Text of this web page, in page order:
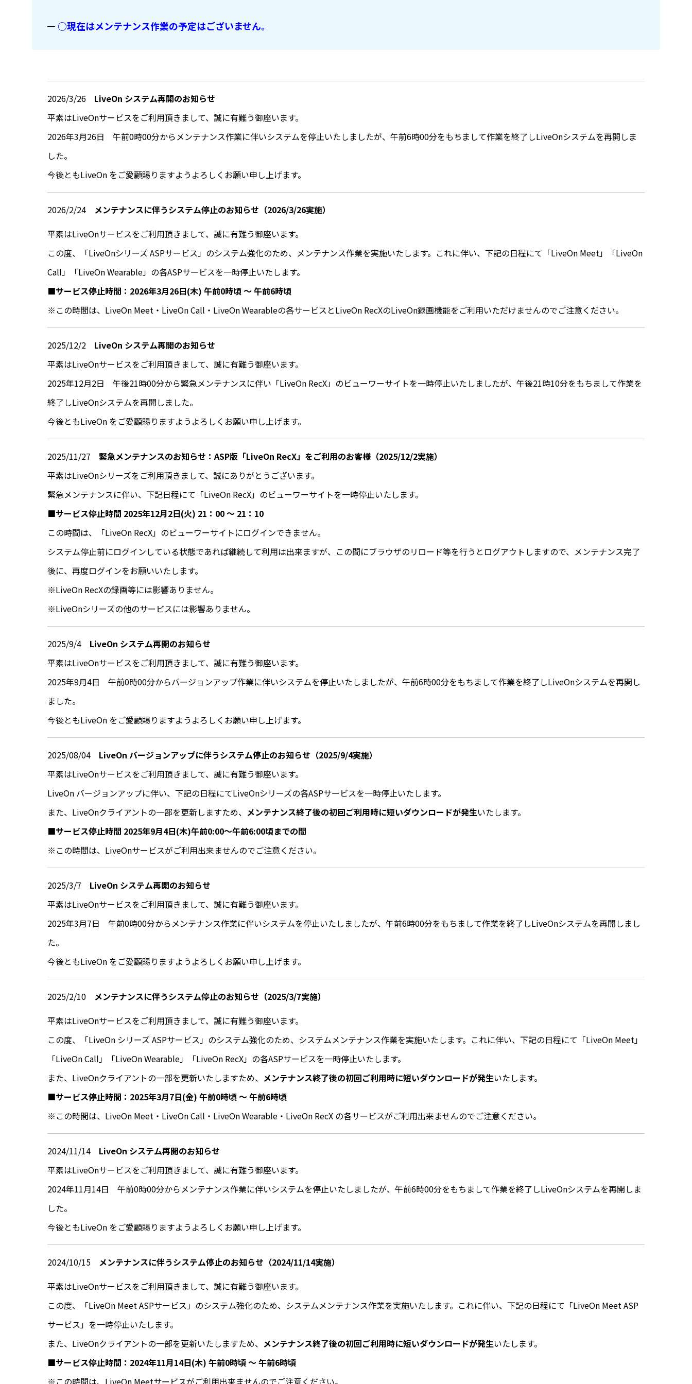
○現在はメンテナンス作業の予定はございません。
2026/3/26 LiveOn システム再開のお知らせ
平素はLiveOnサービスをご利用頂きまして、誠に有難う御座います。
2026年3月26日 午前0時00分からメンテナンス作業に伴いシステムを停止いたしましたが、午前6時00分をもちまして作業を終了しLiveOnシステムを再開しま
した。
今後ともLiveOn をご愛顧賜りますようよろしくお願い申し上げます。
2026/2/24 メンテナンスに伴うシステム停止のお知らせ（2026/3/26実施）
平素はLiveOnサービスをご利用頂きまして、誠に有難う御座います。
この度、「LiveOnシリーズ ASPサービス」のシステム強化のため、メンテナンス作業を実施いたします。これに伴い、下記の日程にて「LiveOn Meet」「LiveOn
Call」「LiveOn Wearable」の各ASPサービスを一時停止いたします。
■サービス停止時間：2026年3月26日(木) 午前0時頃 ～ 午前6時頃
※この時間は、LiveOn Meet・LiveOn Call・LiveOn Wearableの各サービスとLiveOn RecXのLiveOn録画機能をご利用いただけませんのでご注意ください。
2025/12/2 LiveOn システム再開のお知らせ
平素はLiveOnサービスをご利用頂きまして、誠に有難う御座います。
2025年12月2日 午後21時00分から緊急メンテナンスに伴い「LiveOn RecX」のビューワーサイトを一時停止いたしましたが、午後21時10分をもちまして作業を
終了しLiveOnシステムを再開しました。
今後ともLiveOn をご愛顧賜りますようよろしくお願い申し上げます。
2025/11/27 緊急メンテナンスのお知らせ：ASP版「LiveOn RecX」をご利用のお客様（2025/12/2実施）
平素はLiveOnシリーズをご利用頂きまして、誠にありがとうございます。
緊急メンテナンスに伴い、下記日程にて「LiveOn RecX」のビューワーサイトを一時停止いたします。
■サービス停止時間 2025年12月2日(火) 21：00 ～ 21：10
この時間は、「LiveOn RecX」のビューワーサイトにログインできません。
システム停止前にログインしている状態であれば継続して利用は出来ますが、この間にブラウザのリロード等を行うとログアウトしますので、メンテナンス完了
後に、再度ログインをお願いいたします。
※LiveOn RecXの録画等には影響ありません。
※LiveOnシリーズの他のサービスには影響ありません。
2025/9/4 LiveOn システム再開のお知らせ
平素はLiveOnサービスをご利用頂きまして、誠に有難う御座います。
2025年9月4日 午前0時00分からバージョンアップ作業に伴いシステムを停止いたしましたが、午前6時00分をもちまして作業を終了しLiveOnシステムを再開し
ました。
今後ともLiveOn をご愛顧賜りますようよろしくお願い申し上げます。
2025/08/04 LiveOn バージョンアップに伴うシステム停止のお知らせ（2025/9/4実施）
平素はLiveOnサービスをご利用頂きまして、誠に有難う御座います。
LiveOn バージョンアップに伴い、下記の日程にてLiveOnシリーズの各ASPサービスを一時停止いたします。
また、LiveOnクライアントの一部を更新しますため、 メンテナンス終了後の初回ご利用時に短いダウンロードが発生いたします。
■サービス停止時間 2025年9月4日(木)午前0:00～午前6:00頃までの間
※この時間は、LiveOnサービスがご利用出来ませんのでご注意ください。
2025/3/7 LiveOn システム再開のお知らせ
平素はLiveOnサービスをご利用頂きまして、誠に有難う御座います。
2025年3月7日 午前0時00分からメンテナンス作業に伴いシステムを停止いたしましたが、午前6時00分をもちまして作業を終了しLiveOnシステムを再開しまし
た。
今後ともLiveOn をご愛顧賜りますようよろしくお願い申し上げます。
2025/2/10 メンテナンスに伴うシステム停止のお知らせ（2025/3/7実施）
平素はLiveOnサービスをご利用頂きまして、誠に有難う御座います。
この度、「LiveOn シリーズ ASPサービス」のシステム強化のため、システムメンテナンス作業を実施いたします。これに伴い、下記の日程にて「LiveOn Meet」
「LiveOn Call」「LiveOn Wearable」「LiveOn RecX」の各ASPサービスを一時停止いたします。
また、LiveOnクライアントの一部を更新いたしますため、 メンテナンス終了後の初回ご利用時に短いダウンロードが発生いたします。
■サービス停止時間：2025年3月7日(金) 午前0時頃 ～ 午前6時頃
※この時間は、LiveOn Meet・LiveOn Call・LiveOn Wearable・LiveOn RecX の各サービスがご利用出来ませんのでご注意ください。
2024/11/14 LiveOn システム再開のお知らせ
平素はLiveOnサービスをご利用頂きまして、誠に有難う御座います。
2024年11月14日 午前0時00分からメンテナンス作業に伴いシステムを停止いたしましたが、午前6時00分をもちまして作業を終了しLiveOnシステムを再開しま
した。
今後ともLiveOn をご愛顧賜りますようよろしくお願い申し上げます。
2024/10/15 メンテナンスに伴うシステム停止のお知らせ（2024/11/14実施）
平素はLiveOnサービスをご利用頂きまして、誠に有難う御座います。
この度、「LiveOn Meet ASPサービス」のシステム強化のため、システムメンテナンス作業を実施いたします。これに伴い、下記の日程にて「LiveOn Meet ASP
サービス」を一時停止いたします。
また、LiveOnクライアントの一部を更新いたしますため、 メンテナンス終了後の初回ご利用時に短いダウンロードが発生いたします。
■サービス停止時間：2024年11月14日(木) 午前0時頃 ～ 午前6時頃
※この時間は、LiveOn Meetサービスがご利用出来ませんのでご注意ください。